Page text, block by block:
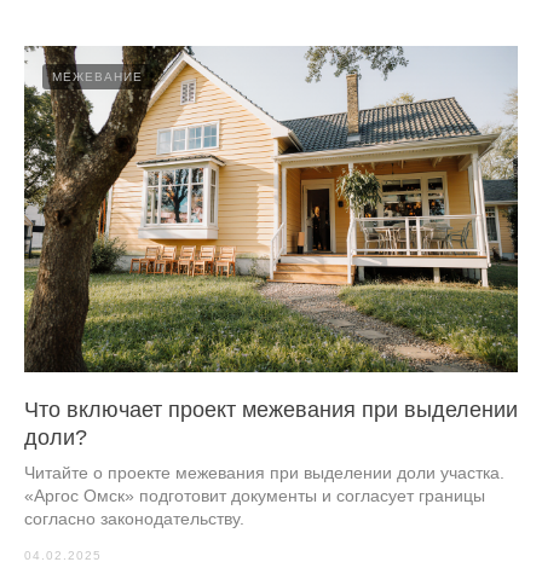
МЕЖЕВАНИЕ
Что включает проект межевания при выделении
доли?
Читайте о проекте межевания при выделении доли участка.
«Аргос Омск» подготовит документы и согласует границы
согласно законодательству.
04.02.2025